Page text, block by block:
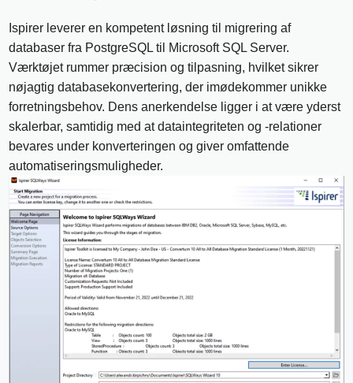
Ispirer leverer en kompetent løsning til migrering af
databaser fra PostgreSQL til Microsoft SQL Server.
Værktøjet rummer præcision og tilpasning, hvilket sikrer
nøjagtig databasekonvertering, der imødekommer unikke
forretningsbehov. Dens anerkendelse ligger i at være yderst
skalerbar, samtidig med at dataintegriteten og -relationer
bevares under konverteringen og giver omfattende
automatiseringsmuligheder.